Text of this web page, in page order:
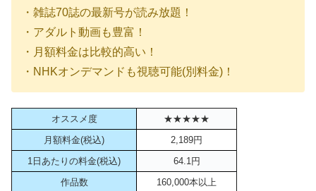
・雑誌70誌の最新号が読み放題！
・アダルト動画も豊富！
・月額料金は比較的高い！
・NHKオンデマンドも視聴可能(別料金)！
オススメ度
★★★★★
月額料金(税込)
2,189円
1日あたりの料金(税込)
64.1円
作品数
160,000本以上